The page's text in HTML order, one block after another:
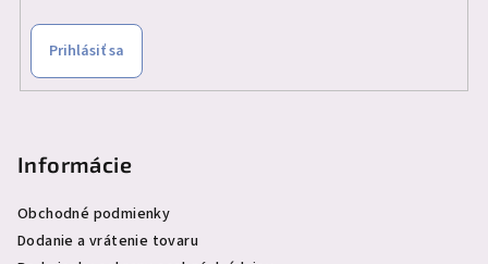
Prihlásiť sa
Informácie
Obchodné podmienky
Dodanie a vrátenie tovaru